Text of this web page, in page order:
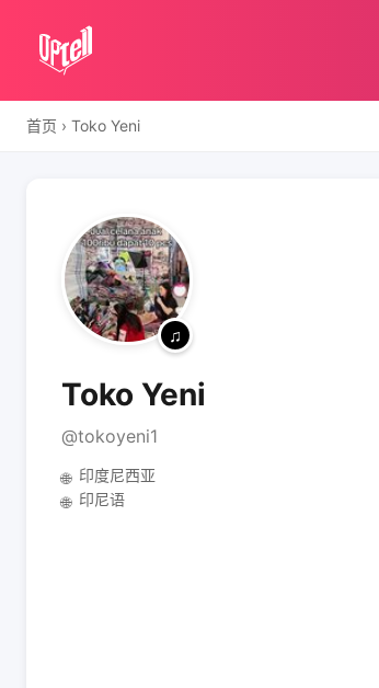
首页 › Toko Yeni
Toko Yeni
@tokoyeni1
🌐 印度尼西亚
🌐 印尼语